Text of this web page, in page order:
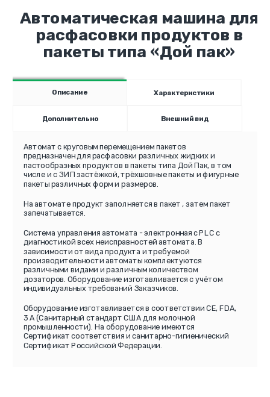
Автоматическая машина для
расфасовки продуктов в
пакеты типа «Дой пак»
Описание Характеристики
Дополнительно Внешний вид
Автомат с круговым перемещением пакетов
предназначен для расфасовки различных жидких и
пастообразных продуктов в пакеты типа Дой Пак, в том
числе и с ЗИП застёжкой, трёхшовные пакеты и фигурные
пакеты различных форм и размеров.
На автомате продукт заполняется в пакет , затем пакет
запечатывается.
Система управления автомата - электронная c PLC с
диагностикой всех неисправностей автомата. В
зависимости от вида продукта и требуемой
производительности автоматы комплектуются
различными видами и различным количеством
дозаторов. Оборудование изготавливается с учётом
индивидуальных требований Заказчиков.
Оборудование изготавливается в соответствии СЕ, FDA,
3 A (Санитарный стандарт США для молочной
промышленности). На оборудование имеются
Сертификат соответствия и санитарно-гигиенический
Сертификат Российской Федерации.